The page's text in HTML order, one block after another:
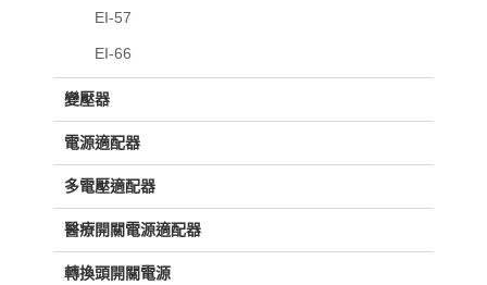
EI-57
EI-66
變壓器
電源適配器
多電壓適配器
醫療開關電源適配器
轉換頭開關電源